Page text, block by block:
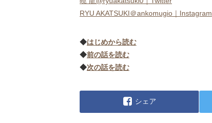
RYU AKATSUKI＠ankomugio｜Instagram
◆はじめから読む
◆前の話を読む
◆次の話を読む
シェア